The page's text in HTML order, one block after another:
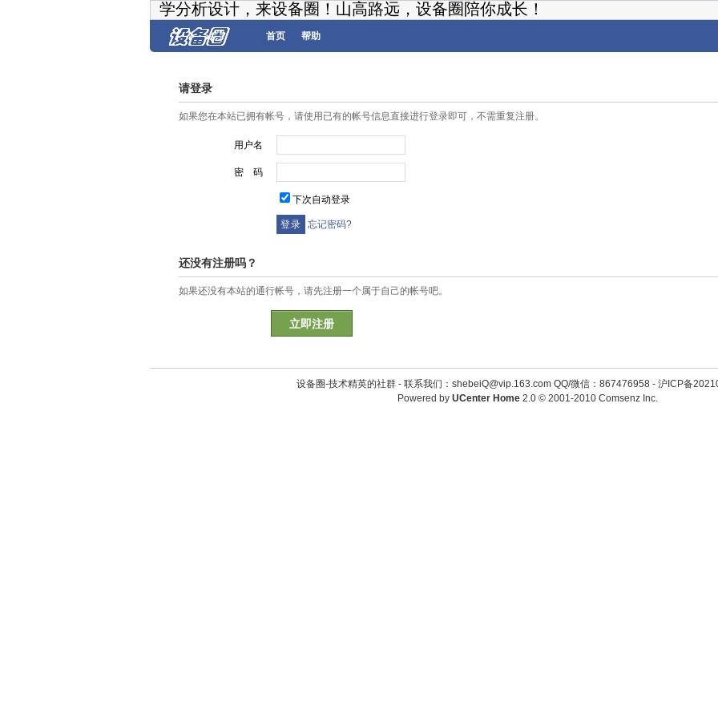
学分析设计，来设备圈！山高路远，设备圈陪你成长！
首页 帮助
请登录
如果您在本站已拥有帐号，请使用已有的帐号信息直接进行登录即可，不需重复注册。
用户名
密 码
下次自动登录
忘记密码?
还没有注册吗？
如果还没有本站的通行帐号，请先注册一个属于自己的帐号吧。
立即注册
设备圈-技术精英的社群 - 联系我们：shebeiQ@vip.163.com QQ/微信：867476958- 沪ICP备
Powered by UCenter Home 2.0© 2001-2010 Comsenz Inc.